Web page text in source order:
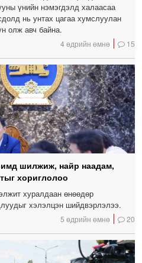
үнийн нэмэгдэлд халаасаа
нь унтах цагаа хумслуулан
олж авч байна.
4 өдрийн өмнө 15
шилжиж, найр наадам,
хориглолоо
хуралдаан өнөөдөр
хэлэлцэн шийдвэрлэлээ.
5 өдрийн өмнө 20